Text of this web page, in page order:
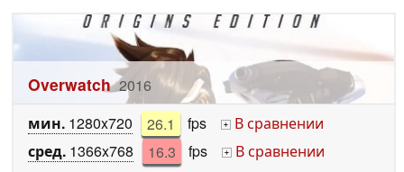
Overwatch 2016
мин. 1280x720 26.1 fps +
В сравнении
сред. 1366x768 16.3 fps +
В сравнении